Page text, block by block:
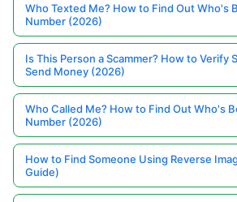
Who Texted Me? How to Find Out Who's
Number (2026)
Is This Person a Scammer? How to Verify
Send Money (2026)
Who Called Me? How to Find Out Who's
Number (2026)
How to Find Someone Using Reverse
Guide)